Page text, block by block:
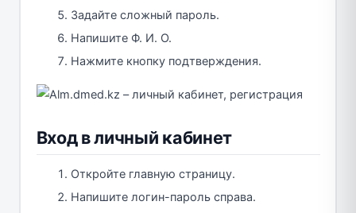
Задайте сложный пароль.
Напишите Ф. И. О.
Нажмите кнопку подтверждения.
Вход в личный кабинет
Откройте главную страницу.
Напишите логин-пароль справа.